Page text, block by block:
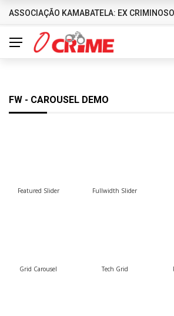
DESTAQUES
ASSOCIAÇÃO KAMABATELA: EX
FW - CAROUSEL DEMO
Featured Slider Fullwidth Slider
Grid Carousel Tech Grid